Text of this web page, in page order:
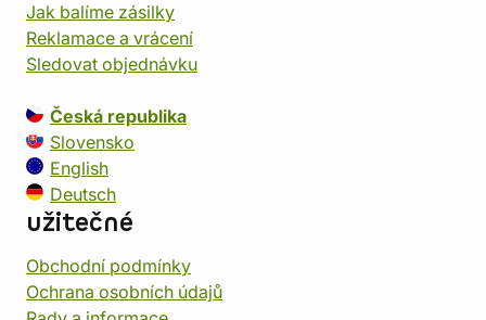
Jak balíme zásilky
Reklamace a vrácení
Sledovat objednávku
Česká republika
Slovensko
English
Deutsch
užitečné
Obchodní podmínky
Ochrana osobních údajů